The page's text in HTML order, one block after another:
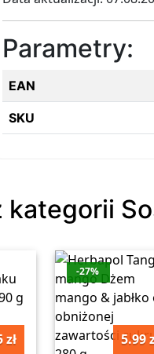
Parametry:
EAN
SKU
kategorii
zł
-27%
5.99